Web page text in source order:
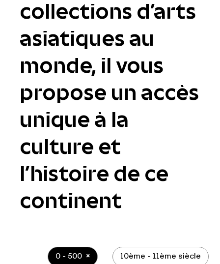
collections d'arts
asiatiques au
monde, il vous
propose un accès
unique à la
culture et
l’histoire de ce
continent
0 - 500 10ème - 11ème siècle